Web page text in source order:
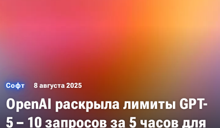
Софт 8 августа 2025
OpenAI раскрыла лимиты GPT-
5 – 10 запросов за 5 часов для